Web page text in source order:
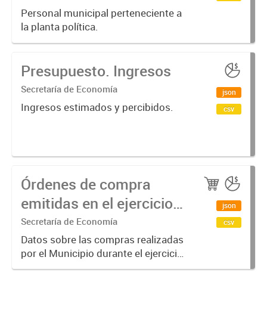
Personal municipal perteneciente a
la planta política.
Presupuesto. Ingresos
Secretaría de Economía
Ingresos estimados y percibidos.
json
csv
Órdenes de compra
emitidas en el ejercicio
actual
Secretaría de Economía
Datos sobre las compras realizadas
por el Municipio durante el ejercicio
actual.
json
csv